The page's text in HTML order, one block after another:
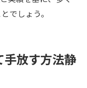
でしょう。
手放す方法静